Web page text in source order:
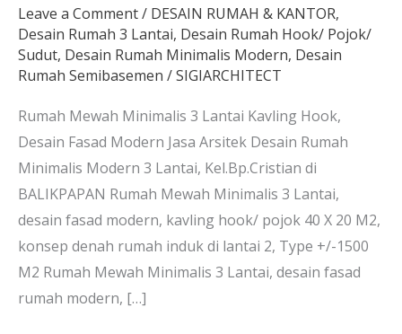
Leave a Comment/ DESAIN RUMAH & KANTOR,
Desain Rumah 3 Lantai, Desain Rumah Hook/ Pojok/
Sudut, Desain Rumah Minimalis Modern, Desain
Rumah Semibasemen /SIGIARCHITECT
Rumah Mewah Minimalis 3 Lantai Kavling Hook,
Desain Fasad Modern Jasa Arsitek Desain Rumah
Minimalis Modern 3 Lantai, Kel.Bp.Cristian di
BALIKPAPAN Rumah Mewah Minimalis 3 Lantai,
desain fasad modern, kavling hook/ pojok 40 X 20 M2,
konsep denah rumah induk di lantai 2, Type +/-1500
M2 Rumah Mewah Minimalis 3 Lantai, desain fasad
rumah modern, […]